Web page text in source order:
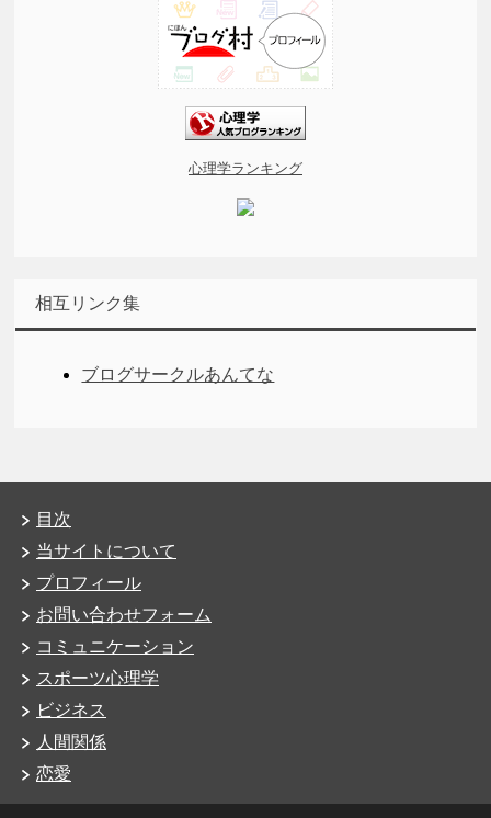
心理学ランキング
相互リンク集
ブログサークルあんてな
目次
当サイトについて
プロフィール
お問い合わせフォーム
コミュニケーション
スポーツ心理学
ビジネス
人間関係
恋愛